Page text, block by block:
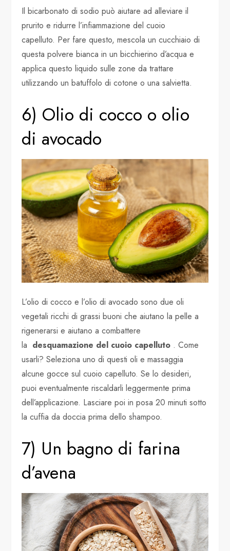
Il bicarbonato di sodio può aiutare ad alleviare il
prurito e ridurre l’infiammazione del cuoio
capelluto. Per fare questo, mescola un cucchiaio di
questa polvere bianca in un bicchierino d’acqua e
applica questo liquido sulle zone da trattare
utilizzando un batuffolo di cotone o una salvietta.
6) Olio di cocco o olio
di avocado
L’olio di cocco e l’olio di avocado sono due oli
vegetali ricchi di grassi buoni che aiutano la pelle a
rigenerarsi e aiutano a combattere
la desquamazione del cuoio capelluto . Come
usarli? Seleziona uno di questi oli e massaggia
alcune gocce sul cuoio capelluto. Se lo desideri,
puoi eventualmente riscaldarli leggermente prima
dell’applicazione. Lasciare poi in posa 20 minuti sotto
la cuffia da doccia prima dello shampoo.
7) Un bagno di farina
d’avena